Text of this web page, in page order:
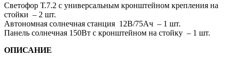
Светофор Т.7.2 с универсальным кронштейном крепления на
стойки – 2 шт.
Автономная солнечная станция 12В/75Ач – 1 шт.
Панель солнечная 150Вт с кронштейном на стойку – 1 шт.
ОПИСАНИЕ